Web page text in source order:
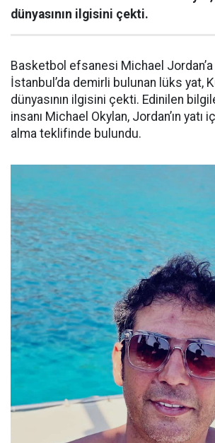
dünyasının ilgisini çekti.
Basketbol efsanesi Michael
İstanbul’da demirli bulunan lüks yat,
dünyasının ilgisini çekti. Edinilen
insanı Michael Okylan, Jordan’ın yatı
alma teklifinde bulundu.